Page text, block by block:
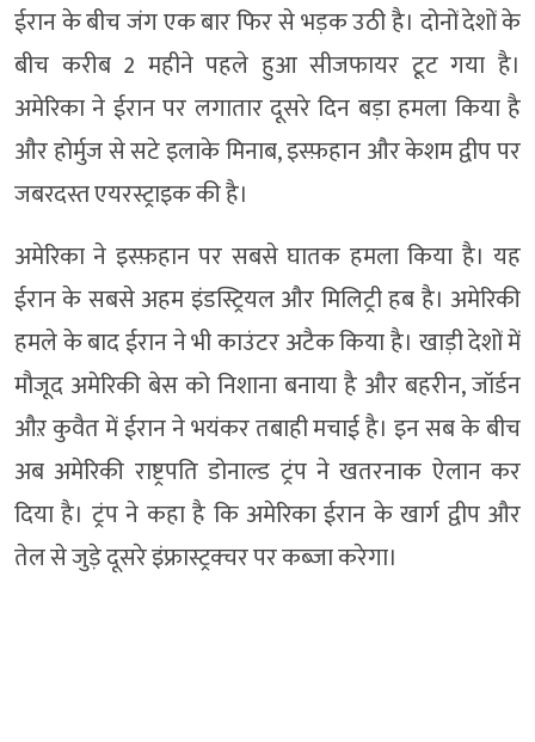
ईरान के बीच जंग एक बार फिर से भड़क उठी है। दोनों देशों के
बीच करीब 2 महीने पहले हुआ सीजफायर टूट गया है।
अमेरिका ने ईरान पर लगातार दूसरे दिन बड़ा हमला किया है
और होर्मुज से सटे इलाके मिनाब, इस्फ़हान और केशम द्वीप पर
जबरदस्त एयरस्ट्राइक की है।
अमेरिका ने इस्फ़हान पर सबसे घातक हमला किया है। यह
ईरान के सबसे अहम इंडस्ट्रियल और मिलिट्री हब है। अमेरिकी
हमले के बाद ईरान ने भी काउंटर अटैक किया है। खाड़ी देशों में
मौजूद अमेरिकी बेस को निशाना बनाया है और बहरीन, जॉर्डन
औऱ कुवैत में ईरान ने भयंकर तबाही मचाई है। इन सब के बीच
अब अमेरिकी राष्ट्रपति डोनाल्ड ट्रंप ने खतरनाक ऐलान कर
दिया है। ट्रंप ने कहा है कि अमेरिका ईरान के खार्ग द्वीप और
तेल से जुड़े दूसरे इंफ्रास्ट्रक्चर पर कब्जा करेगा।